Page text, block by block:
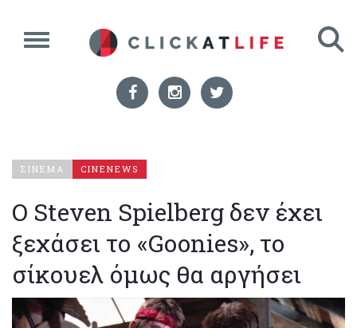
ΣΙΝΕΜΑ CINENEWS
Ο Steven Spielberg δεν έχει
ξεχάσει το «Goonies», το
σίκουελ όμως θα αργήσει